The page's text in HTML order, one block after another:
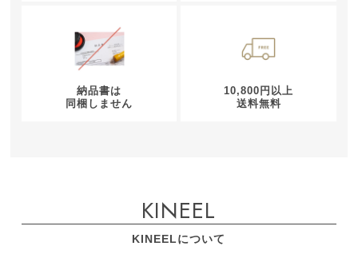
納品書は
同梱しません
10,800円以上
送料無料
KINEEL
KINEELについて